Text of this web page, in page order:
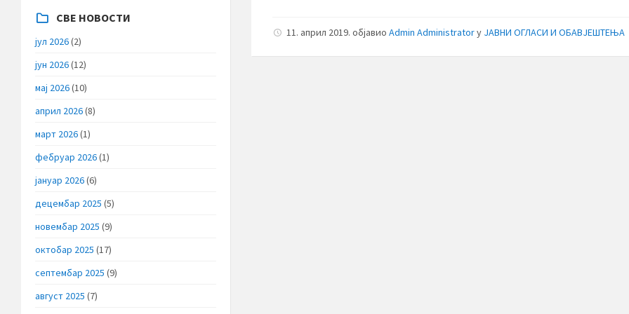
11. април 2019.објавиоAdmin Administratorу ЈАВНИ ОГЛАСИ И ОБАВЈЕШТЕЊА
СВЕ НОВОСТИ
јул 2026(2)
јун 2026(12)
мај 2026(10)
април 2026(8)
март 2026(1)
фебруар 2026(1)
јануар 2026(6)
децембар 2025 (5)
новембар 2025 (9)
октобар 2025 (17)
септембар 2025 (9)
август 2025 (7)